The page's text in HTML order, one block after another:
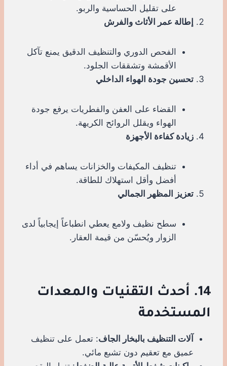
على تقليل الحساسية والربو.
إطالة عمر الأثاث والفرش
الفحص الدوري والتنظيف الدقيق يمنع تآكل
الأقمشة وتشققات الجلود.
تحسين جودة الهواء الداخلي
القضاء على العفن والفطريات يرفع جودة
الهواء ويقلل الروائح الكريهة.
زيادة كفاءة الأجهزة
تنظيف المكيفات والخزانات يساهم في أداء
أفضل وأقل استهلاك للطاقة.
تعزيز المظهر الجمالي
سطح نظيف ولامع يعطي انطباعاً إيجابياً لدى
الزوار ويُحسّن من قيمة العقار.
14. أحدث التقنيات والمعدات
المستخدمة
آلات التنظيف بالبخار الجاف: تعمل على تنظيف
عميق مع تعقيم دون تشبع مائي.